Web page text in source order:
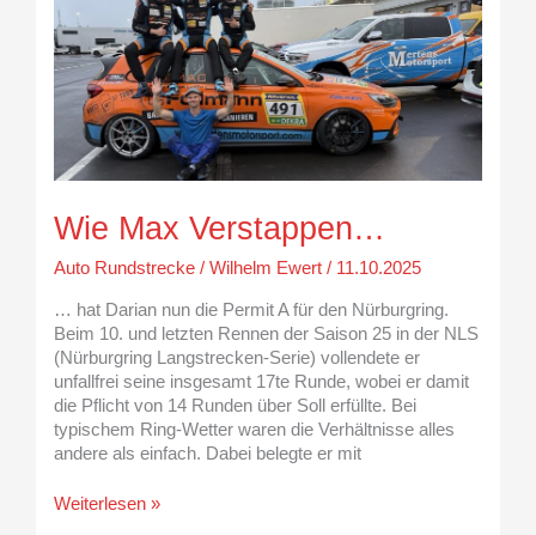
Wie Max Verstappen…
Auto Rundstrecke/ Wilhelm Ewert / 11.10.2025
… hat Darian nun die Permit A für den Nürburgring.
Beim 10. und letzten Rennen der Saison 25 in der NLS
(Nürburgring Langstrecken-Serie) vollendete er
unfallfrei seine insgesamt 17te Runde, wobei er damit
die Pflicht von 14 Runden über Soll erfüllte. Bei
typischem Ring-Wetter waren die Verhältnisse alles
andere als einfach. Dabei belegte er mit
Weiterlesen »